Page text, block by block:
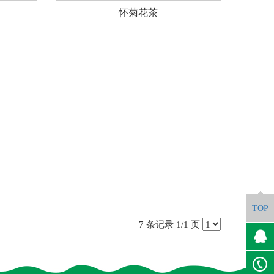
怀菊花茶
7 条记录 1/1 页
TOP